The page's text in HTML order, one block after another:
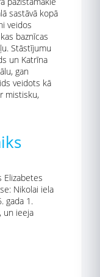
sastāvā kopā
veidos
baznīcas
Stāstījumu
un Katrīna
gan
veidots kā
mistisku,
Elizabetes
Nikolai iela
gada 1.
un ieeja